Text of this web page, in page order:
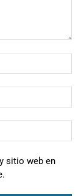
sitio web en